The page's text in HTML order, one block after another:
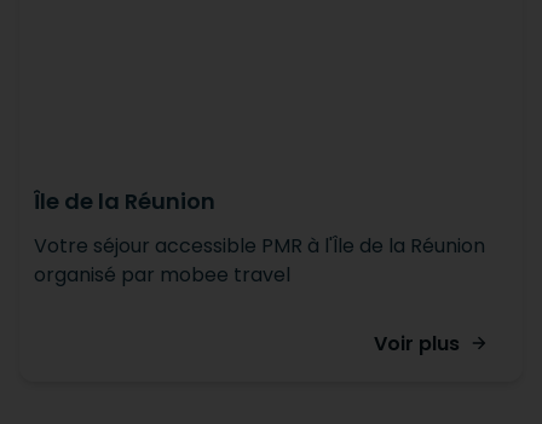
Île de la Réunion
Votre séjour accessible PMR à l'Île de la Réunion
organisé par mobee travel
Voir plus